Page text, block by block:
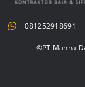
081252918691
©PT Manna